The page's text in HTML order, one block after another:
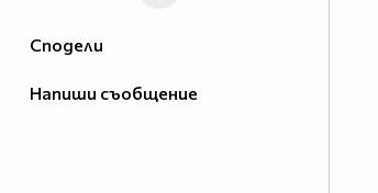
Сподели
Напиши съобщение